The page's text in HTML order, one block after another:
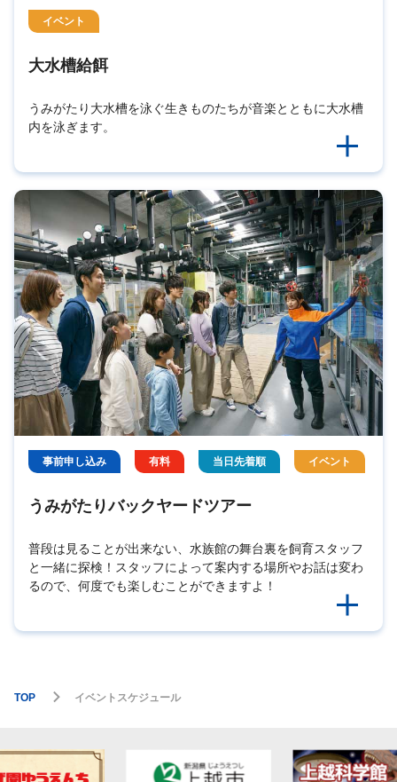
イベント
大水槽給餌
うみがたり大水槽を泳ぐ生きものたちが音楽とともに大水槽
内を泳ぎます。
事前申し込み 有料 当日先着順 イベント
うみがたりバックヤードツアー
普段は見ることが出来ない、水族館の舞台裏を飼育スタッフ
と一緒に探検！スタッフによって案内する場所やお話は変わ
るので、何度でも楽しむことができますよ！
TOP イベントスケジュール